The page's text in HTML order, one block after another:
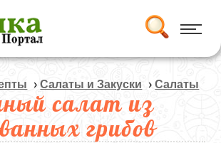
›Салаты и Закуски ›Салаты
салат из
грибов